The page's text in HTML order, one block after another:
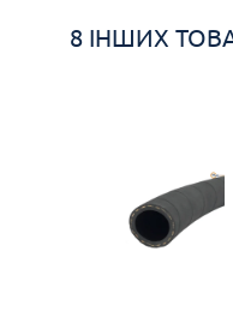
8 ІНШИХ